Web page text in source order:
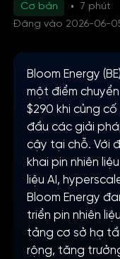
Cơ bản
7 phút
Đăng vào 2026-06-
Bloom Energy
một điểm
$290 khi củng
đầu các giải
cậy tại chỗ. Với
khai pin nhiên
liệu AI,
Bloom Energy
triển pin nhiên
tảng cơ sở hạ
rộng, tăng